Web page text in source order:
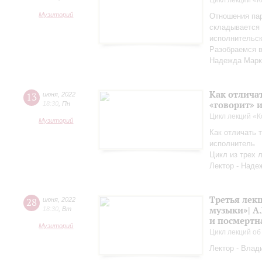
Музиторий
Отношения
Разобраемся
Надежда
13 июня 2022
18:30 Пн
Музиторий
Как
«говорит»
Цикл лекций
Как отличать
исполнитель
Цикл из трех
Лектор -
28 июня 2022
18:30 Вт
Музиторий
Третья
музыки»|
и
Цикл лекций
Лектор -